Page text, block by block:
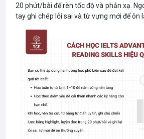
20 phút/bài để rèn tốc độ và phản xạ.
tay ghi chép lỗi sai và từ vựng mới để ôn